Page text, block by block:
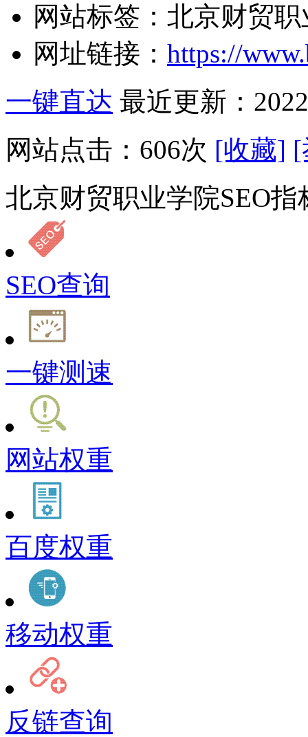
网站标签： 北京财贸
网址链接： https://
一键直达 最近更新：
网站点击： 606次 [收藏] [
北京财贸职业学院SEO指
SEO查询
一键测速
网站权重
百度权重
移动权重
反链查询